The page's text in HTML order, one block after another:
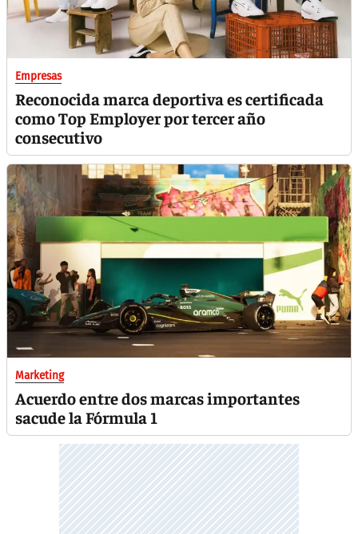
Empresas
Reconocida marca deportiva es certificada
como Top Employer por tercer año
consecutivo
Marketing
Acuerdo entre dos marcas importantes
sacude la Fórmula 1